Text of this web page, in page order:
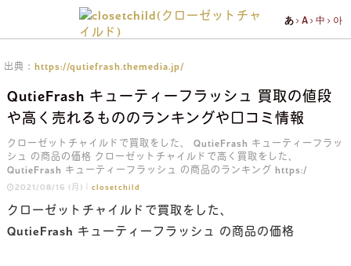
あ A 中 아
あ A 中 아
https://qutiefrash.themedia.jp/
QutieFrash キューティーフラッシュ 買取の値段
や高く売れるもののランキングや口コミ情報
クローゼットチャイルドで買取をした、 QutieFrash キューティーフラッ
シュ の商品の価格 クローゼットチャイルドで高く買取をした、
QutieFrash キューティーフラッシュ の商品のランキング https:/
2021/08/16 (月)｜ closetchild
クローゼットチャイルドで買取をした、
QutieFrash キューティーフラッシュ の商品の価格